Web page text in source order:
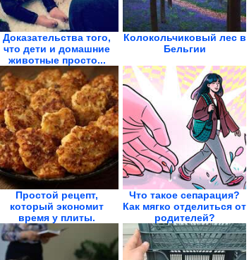
Доказательства того,
что дети и домашние
животные просто...
Колокольчиковый лес в
Бельгии
Простой рецепт,
который экономит
время у плиты.
Куриные...
Что такое сепарация?
Как мягко отделиться от
родителей?